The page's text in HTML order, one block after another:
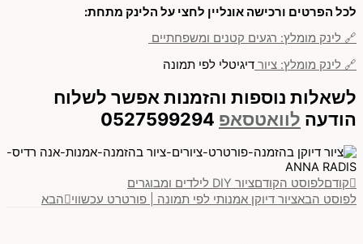
לכל הפרטים ורכישה אונליין לחצי על הלינק מתחת:
🔗 לינק מומלץ: רגעים קטנים ומשפחתיים
🔗 לינק מומלץ: ציור דיגיטלי לפי תמונה
לשאלות נוספות והזמנות אפשר לשלוח
הודעה לוואטסאפ 0527599294
קודםלפוסט הקודםציור DIY לילדים ומבוגרים
לפוסט הבאציור דיוקן אמנותי לפי תמונה | פורטרט עכשווי הבא